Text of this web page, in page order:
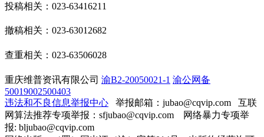
投稿相关：023-63416211
撤稿相关：023-63012682
查重相关：023-63506028
重庆维普资讯有限公司 渝B2-20050021-1 渝公网备
50019002500403
违法和不良信息举报中心 举报邮箱：jubao@cqvip.com 互联
网算法推荐专项举报：sfjubao@cqvip.com 网络暴力专项举
报: bljubao@cqvip.com